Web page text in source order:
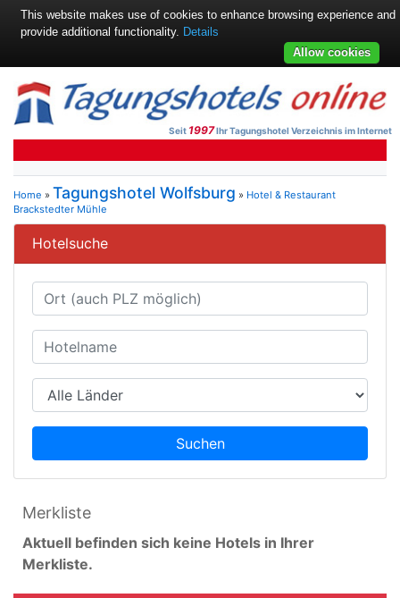
Seit 1997Ihr Tagungshotel Verzeichnis im Internet
Home » Tagungshotel Wolfsburg » Hotel & Restaurant
Brackstedter Mühle
Hotelsuche
Suchen
Merkliste
Aktuell befinden sich keine Hotels in Ihrer
Merkliste.
This website makes use of cookies to enhance browsing experience and
provide additional functionality. Details
Allow cookies